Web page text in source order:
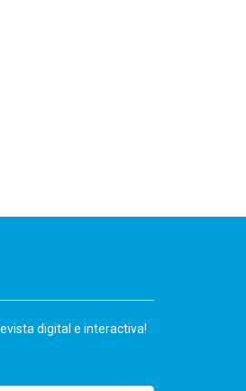
digital e interactiva!